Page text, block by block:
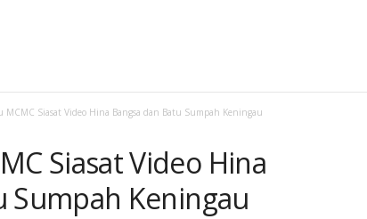
MCMC Siasat Video Hina Bangsa dan Batu Sumpah Keningau
Siasat Video Hina
Sumpah Keningau